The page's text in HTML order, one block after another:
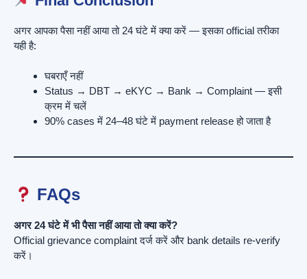
अगर आपका पैसा नहीं आया तो 24 घंटे में क्या करें — इसका official तरीका
यही है:
घबराएँ नहीं
Status → DBT → eKYC → Bank → Complaint — इसी
क्रम में चलें
90% cases में 24–48 घंटे में payment release हो जाता है
FAQs
अगर 24 घंटे में भी पैसा नहीं आया तो क्या करें?
Official grievance complaint दर्ज करें और bank details re-verify
करें।